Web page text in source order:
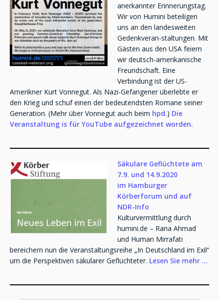
anerkannter Erinnerungstag.
Wir von Humini beteiligen
uns an den landesweiten
Gedenkveran-staltungen. Mit
Gästen aus den USA feiern
wir deutsch-amerikanische
Freundschaft. Eine
Verbindung ist der US-
Amerikner Kurt Vonnegut. Als Nazi-Gefangener überlebte er
den Krieg und schuf einen der bedeutendsten Romane seiner
Generation. (Mehr über Vonnegut auch beim hpd.) Die
Veranstaltung is für YouTube aufgezeichnet worden.
Säkulare Geflüchtete am
7.9. und 14.9.2020
im Hamburger
Körberforum und auf
NDR-Info
Kulturvermittlung durch
humini.de – Rana Ahmad
und Human Mirrafati
bereichern nun die Veranstaltungsreihe „In Deutschland im Exil“
um die Perspektiven säkularer Geflüchteter. Lesen Sie mehr …